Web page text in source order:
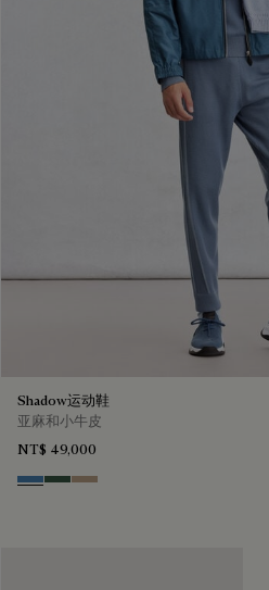
Shadow运动鞋
亚麻和小牛皮
NT$ 49,000
AveiroGreenBeige